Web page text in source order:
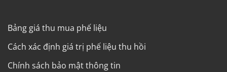
Bảng giá thu mua phế liệu
Cách xác định giá trị phế liệu thu hồi
Chính sách bảo mật thông tin